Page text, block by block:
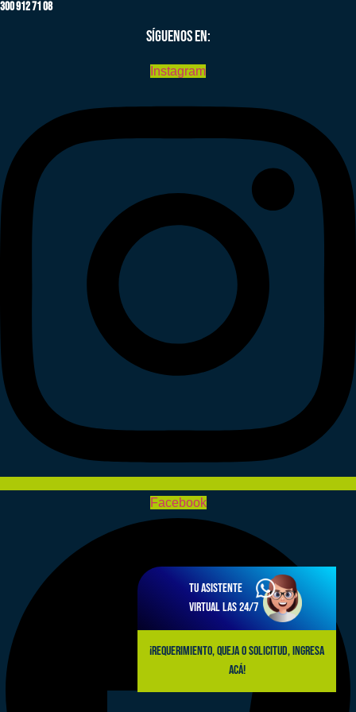
Tu asistente
virtual las 24/7
¡Requerimiento, queja o solicitud, ingresa
acá!
300 912 71 08
SÍGUENOS EN:
Instagram
Facebook